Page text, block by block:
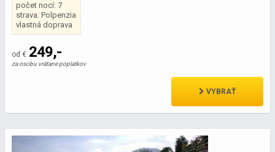
počet nocí: 7
strava: Polpenzia
vlastná doprava
od € 249,-
za osobu vrátane poplatkov
VYBRAŤ